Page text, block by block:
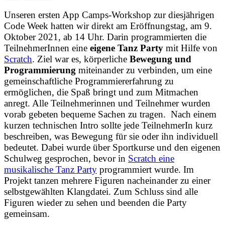
Unseren ersten App Camps-Workshop zur diesjährigen
Code Week hatten wir direkt am Eröffnungstag, am 9.
Oktober 2021, ab 14 Uhr. Darin programmierten die
TeilnehmerInnen eine eigene Tanz Party mit Hilfe von
Scratch. Ziel war es, körperliche Bewegung und
Programmierung miteinander zu verbinden, um eine
gemeinschaftliche Programmiererfahrung zu
ermöglichen, die Spaß bringt und zum Mitmachen
anregt. Alle Teilnehmerinnen und Teilnehmer wurden
vorab gebeten bequeme Sachen zu tragen. Nach einem
kurzen technischen Intro sollte jede TeilnehmerIn kurz
beschreiben, was Bewegung für sie oder ihn individuell
bedeutet. Dabei wurde über Sportkurse und den eigenen
Schulweg gesprochen, bevor in Scratch eine
musikalische Tanz Party programmiert wurde. Im
Projekt tanzen mehrere Figuren nacheinander zu einer
selbstgewählten Klangdatei. Zum Schluss sind alle
Figuren wieder zu sehen und beenden die Party
gemeinsam.